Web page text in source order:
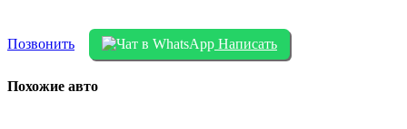
Позвонить Написать
Похожие авто